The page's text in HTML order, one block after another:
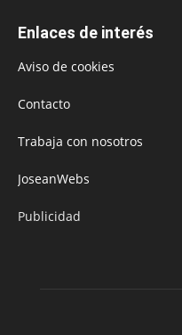
Enlaces de interés
Aviso de cookies
Contacto
Trabaja con nosotros
JoseanWebs
Publicidad